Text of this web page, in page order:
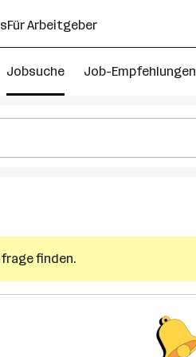
Für Arbeitgeber
Jobsuche Job-Empfehlungen
finden.